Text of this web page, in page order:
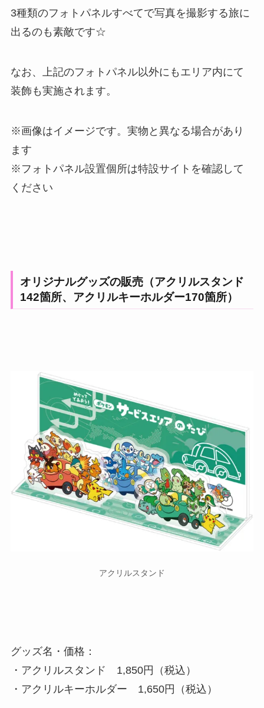
3種類のフォトパネルすべてで写真を撮影する旅に
出るのも素敵です☆
なお、上記のフォトパネル以外にもエリア内にて
装飾も実施されます。
※画像はイメージです。実物と異なる場合があり
ます
※フォトパネル設置個所は特設サイトを確認して
ください
オリジナルグッズの販売（アクリルスタンド
142箇所、アクリルキーホルダー170箇所）
アクリルスタンド
グッズ名・価格：
・アクリルスタンド 1,850円（税込）
・アクリルキーホルダー 1,650円（税込）